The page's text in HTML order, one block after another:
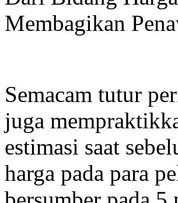
Membagikan
Semacam tutur
juga
estimasi saat
harga pada para